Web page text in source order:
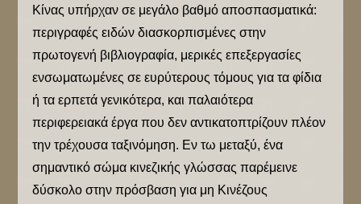
Κίνας υπήρχαν σε μεγάλο βαθμό αποσπασματικά:
περιγραφές ειδών διασκορπισμένες στην
πρωτογενή βιβλιογραφία, μερικές επεξεργασίες
ενσωματωμένες σε ευρύτερους τόμους για τα φίδια
ή τα ερπετά γενικότερα, και παλαιότερα
περιφερειακά έργα που δεν αντικατοπτρίζουν πλέον
την τρέχουσα ταξινόμηση. Εν τω μεταξύ, ένα
σημαντικό σώμα κινεζικής γλώσσας παρέμεινε
δύσκολο στην πρόσβαση για μη Κινέζους